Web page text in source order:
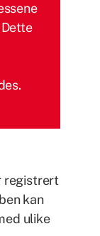
registrert
kan
ulike